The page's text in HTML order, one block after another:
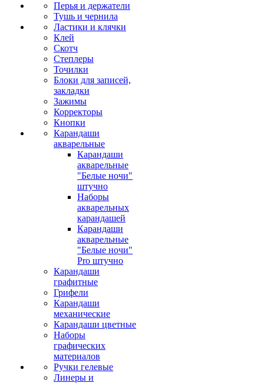
Перья и держатели
Тушь и чернила
Ластики и клячки
Клей
Скотч
Степлеры
Точилки
Блоки для записей,
закладки
Зажимы
Корректоры
Кнопки
Карандаши
акварельные
Карандаши
акварельные
"Белые ночи"
штучно
Наборы
акварельных
карандашей
Карандаши
акварельные
"Белые ночи"
Pro штучно
Карандаши
графитные
Грифели
Карандаши
механические
Карандаши цветные
Наборы
графических
материалов
Ручки гелевые
Линеры и